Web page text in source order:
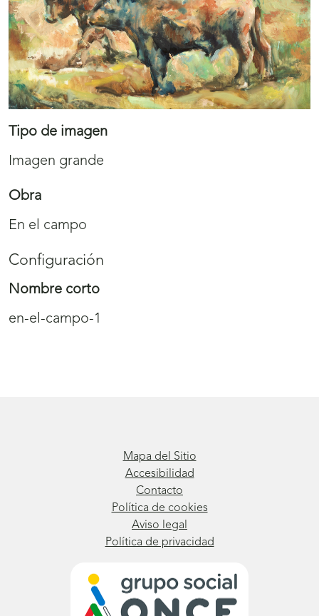
Tipo de imagen
Imagen grande
Obra
En el campo
Configuración
Nombre corto
en-el-campo-1
Mapa del Sitio
Accesibilidad
Contacto
Política de cookies
Aviso legal
Política de privacidad